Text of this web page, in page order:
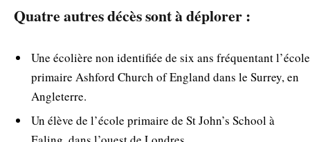
Quatre autres décès sont à déplorer :
Une écolière non identifiée de six ans fréquentant l’école
primaire Ashford Church of England dans le Surrey, en
Angleterre.
Un élève de l’école primaire de St John’s School à